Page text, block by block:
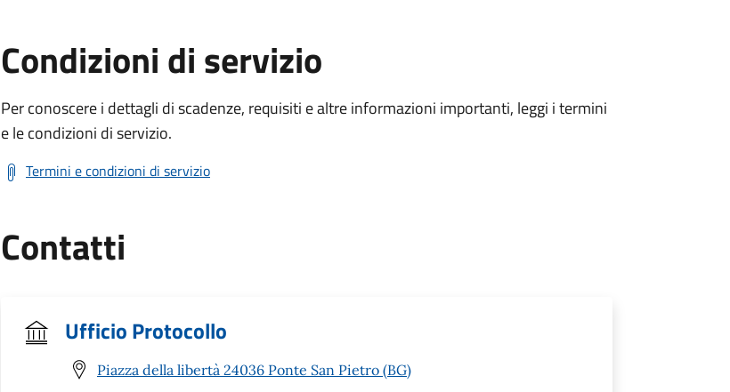
Condizioni di servizio
Per conoscere i dettagli di scadenze, requisiti e altre informazioni importanti, leggi i termini
e le condizioni di servizio.
Termini e condizioni di servizio
Contatti
Ufficio Protocollo
Piazza della libertà 24036 Ponte San Pietro (BG)